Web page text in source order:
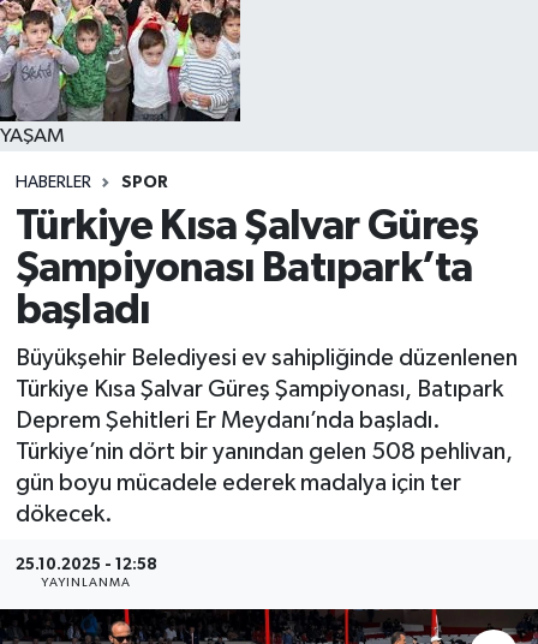
YAŞAM
HABERLER SPOR
Türkiye Kısa Şalvar Güreş
Şampiyonası Batıpark’ta
başladı
Büyükşehir Belediyesi ev sahipliğinde düzenlenen
Türkiye Kısa Şalvar Güreş Şampiyonası, Batıpark
Deprem Şehitleri Er Meydanı’nda başladı.
Türkiye’nin dört bir yanından gelen 508 pehlivan,
gün boyu mücadele ederek madalya için ter
dökecek.
25.10.2025 - 12:58
YAYINLANMA
YAŞAM